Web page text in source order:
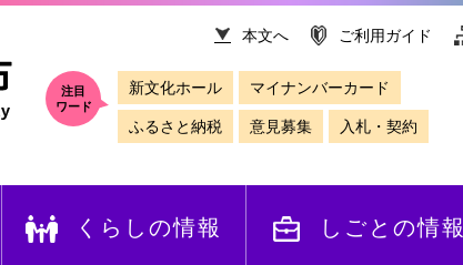
本文へ ご利用ガイド
注目
ワード
新文化ホール マイナンバーカード
ふるさと納税 意見募集 入札・契約
くらしの情報 しごとの情報